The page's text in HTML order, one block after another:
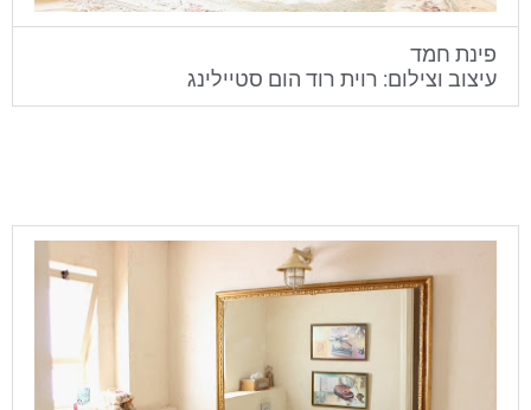
פינת חמד
עיצוב וצילום: רוית רוד הום סטיילינג